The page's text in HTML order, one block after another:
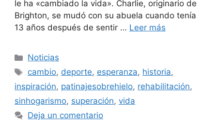
le ha «cambiado la vida». Charlie, originario de
Brighton, se mudó con su abuela cuando tenía
13 años después de sentir … Leer más
Categorías
Noticias
Etiquetas
cambio, deporte, esperanza, historia,
inspiración, patinajesobrehielo, rehabilitación,
sinhogarismo, superación, vida
Deja un comentario